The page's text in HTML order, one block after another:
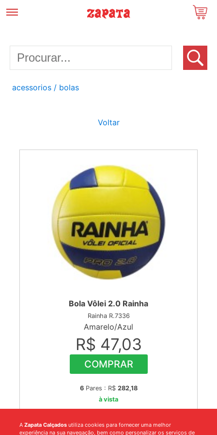
acessorios / bolas
Voltar
Bola Vôlei 2.0 Rainha
Rainha R.7336
Amarelo/Azul
R$ 47,03
COMPRAR
6Pares : R$ 282,18
à vista
A Zapata Calçados utiliza cookies para fornecer uma melhor
experiência na sua navegação, bem como personalizar os serviços de